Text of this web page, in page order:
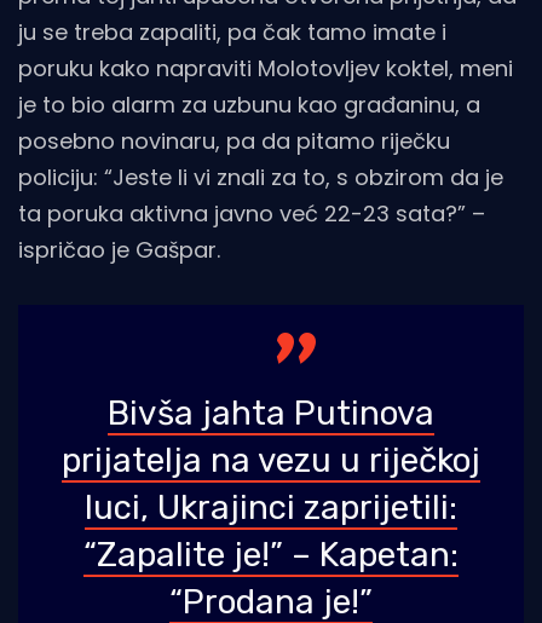
ju se treba zapaliti, pa čak tamo imate i
poruku kako napraviti Molotovljev koktel, meni
je to bio alarm za uzbunu kao građaninu, a
posebno novinaru, pa da pitamo riječku
policiju: “Jeste li vi znali za to, s obzirom da je
ta poruka aktivna javno već 22-23 sata?” –
ispričao je Gašpar.
Bivša jahta Putinova
prijatelja na vezu u riječkoj
luci, Ukrajinci zaprijetili:
“Zapalite je!” – Kapetan:
“Prodana je!”